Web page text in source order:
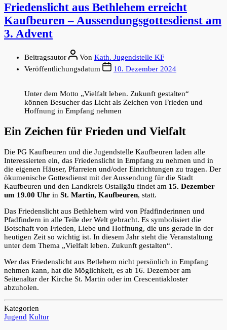
Friedenslicht aus Bethlehem erreicht
Kaufbeuren – Aussendungsgottesdienst am
3. Advent
Beitragsautor Von Kath. Jugendstelle KF
Veröffentlichungsdatum
10. Dezember 2024
Unter dem Motto „Vielfalt leben. Zukunft gestalten“
können Besucher das Licht als Zeichen von Frieden und
Hoffnung in Empfang nehmen
Ein Zeichen für Frieden und Vielfalt
Die PG Kaufbeuren und die Jugendstelle Kaufbeuren laden alle
Interessierten ein, das Friedenslicht in Empfang zu nehmen und in
die eigenen Häuser, Pfarreien und/oder Einrichtungen zu tragen. Der
ökumenische Gottesdienst mit der Aussendung für die Stadt
Kaufbeuren und den Landkreis Ostallgäu findet am 15. Dezember
um 19.00 Uhr in St. Martin, Kaufbeuren, statt.
Das Friedenslicht aus Bethlehem wird von Pfadfinderinnen und
Pfadfindern in alle Teile der Welt gebracht. Es symbolisiert die
Botschaft von Frieden, Liebe und Hoffnung, die uns gerade in der
heutigen Zeit so wichtig ist. In diesem Jahr steht die Veranstaltung
unter dem Thema „Vielfalt leben. Zukunft gestalten“.
Wer das Friedenslicht aus Betlehem nicht persönlich in Empfang
nehmen kann, hat die Möglichkeit, es ab 16. Dezember am
Seitenaltar der Kirche St. Martin oder im Crescentiakloster
abzuholen.
Kategorien
Jugend Kultur